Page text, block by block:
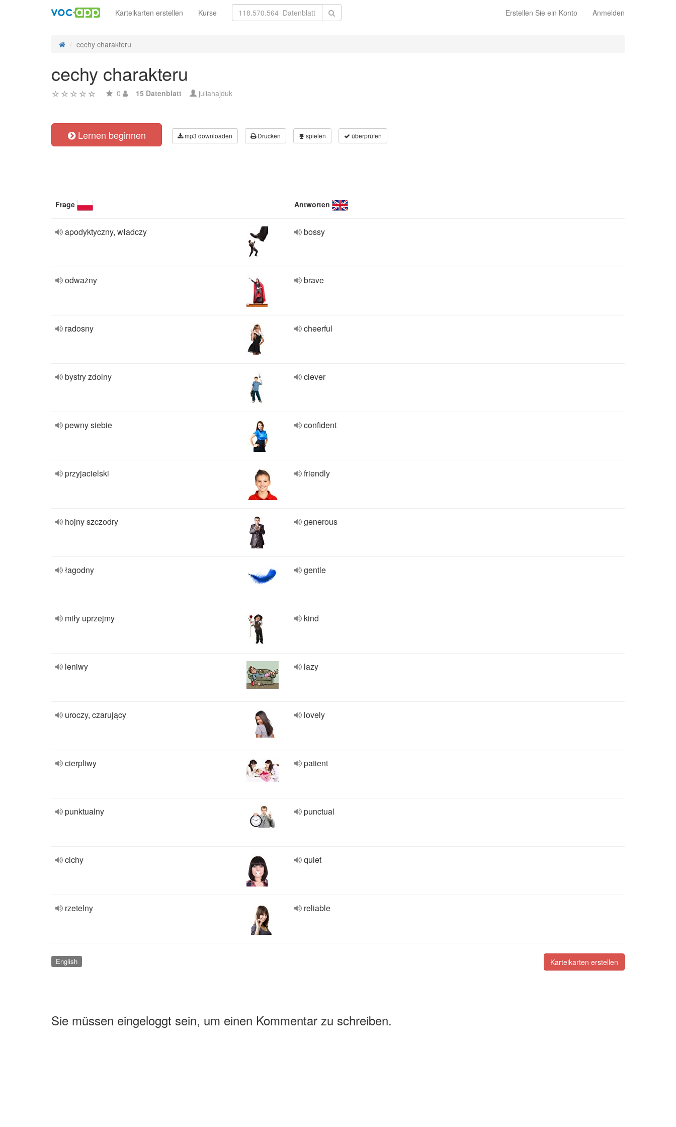
Erstellen Sie ein Konto Anmelden
Karteikarten erstellen Kurse
cechy charakteru
cechy charakteru
0 15 Datenblatt juliahajduk
Lernen beginnen mp3 downloaden Drucken spielen überprüfen
Frage Antworten
apodyktyczny, władczy bossy
odważny brave
radosny cheerful
bystry zdolny clever
pewny siebie confident
przyjacielski friendly
hojny szczodry generous
łagodny gentle
miły uprzejmy kind
leniwy lazy
uroczy, czarujący lovely
cierpliwy patient
punktualny punctual
cichy quiet
rzetelny reliable
Karteikarten erstellen
English
Sie müssen eingeloggt sein, um einen Kommentar zu schreiben.